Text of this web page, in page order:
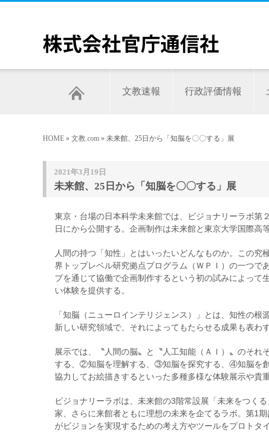
文教速報 行政評価情報
HOME » 文教.com » 未来館、25日から「知脳を〇〇する」展
2021年3月19日
未来館、25日から「知脳を〇〇する」展
東京・台場の日本科学未来館では、ビジョナリーラボ
日にから公開する。企画制作は未来館と東京大学国際高
人間の持つ「知性」とはいったいどんなものか。この
界トップレベル研究拠点プログラム（ＷＰＩ）の一つで
プを通じて協働で企画制作するという初の試みによって
い体験を提供する。
「知脳（ニューロインテリジェンス）」とは、知性の
新しい研究領域で、それによってもたらせる成果も表わす
展示では、〝人間の脳〟と〝人工知能（ＡＩ）〟のそ
する、②知脳を理解する、③知脳を探究する、④知脳を
協力してお絵描きするといった多種多様な体験展示や貴
ビジョナリーラボは、未来館の3階常設展「未来をつく
家、さらに来館者ともに理想の未来を企てるラボ。第1
がビジョンを実現するための考え方やツールをプロトタ